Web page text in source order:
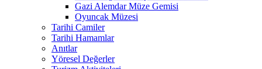
Gazi Alemdar Müze Gemisi
Oyuncak Müzesi
Tarihi Camiler
Tarihi Hamamlar
Anıtlar
Yöresel Değerler